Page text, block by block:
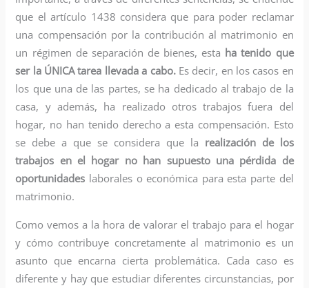
que el artículo 1438 considera que para poder reclamar
una compensación por la contribución al matrimonio en
un régimen de separación de bienes, esta ha tenido que
ser la ÚNICA tarea llevada a cabo.Es decir, en los casos en
los que una de las partes, se ha dedicado al trabajo de la
casa, y además, ha realizado otros trabajos fuera del
hogar, no han tenido derecho a esta compensación. Esto
se debe a que se considera que la realización de los
trabajos en el hogar no han supuesto una pérdida de
oportunidades laborales o económica para esta parte del
matrimonio.
Como vemos a la hora de valorar el trabajo para el hogar
y cómo contribuye concretamente al matrimonio es un
asunto que encarna cierta problemática. Cada caso es
diferente y hay que estudiar diferentes circunstancias, por